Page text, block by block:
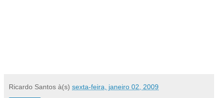
Ricardo Santos à(s) sexta-feira, janeiro 02, 2009